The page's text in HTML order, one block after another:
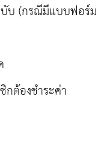
บ (กรณีมีแบบฟอร์ม
กต้องชำระค่า